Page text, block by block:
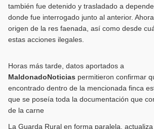
también fue detenido y trasladado a
donde fue interrogado junto al anterior.
origen de la res faenada, así como desde
estas acciones ilegales.
Horas más tarde, datos aportados a
MaldonadoNoticias permitieron confirmar
encontrado dentro de la mencionada finca
que se poseía toda la documentación que
de la carne
La Guarda Rural en forma paralela,